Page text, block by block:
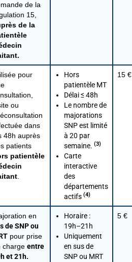
de la
15,
de la
pour
ou
dans
48h auprès
patients
patientèle
Hors
patientèle MT
Délai ≤ 48h
Le nombre de
majorations
SNP est limité
à 20 par
semaine. (3)
Carte
interactive
des
départements
actifs (4)
15 €
en
de SNP ou
pour prise
charge entre
et 21h.
Horaire :
19h–21h
Uniquement
en sus de
SNP ou MRT
5 €